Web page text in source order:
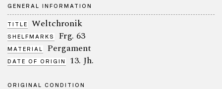
GENERAL INFORMATION
TITLE Weltchronik
SHELFMARKS Frg. 63
MATERIAL Pergament
DATE OF ORIGIN 13. Jh.
ORIGINAL CONDITION